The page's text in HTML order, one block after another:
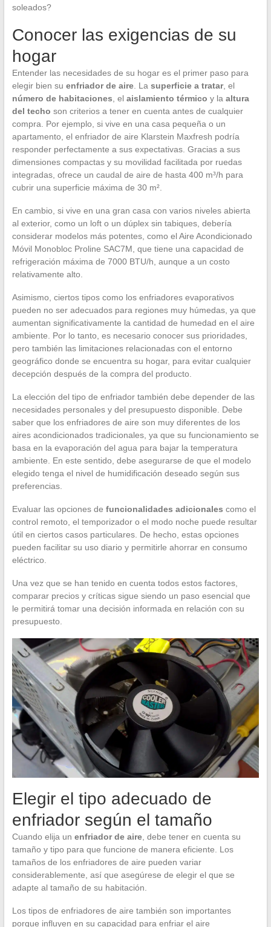
soleados?
Conocer las exigencias de su
hogar
Entender las necesidades de su hogar es el primer paso para
elegir bien su enfriador de aire. La superficie a tratar, el
número de habitaciones , el aislamiento térmico y la altura
del techo son criterios a tener en cuenta antes de cualquier
compra. Por ejemplo, si vive en una casa pequeña o un
apartamento, el enfriador de aire Klarstein Maxfresh podría
responder perfectamente a sus expectativas. Gracias a sus
dimensiones compactas y su movilidad facilitada por ruedas
integradas, ofrece un caudal de aire de hasta 400 m³/h para
cubrir una superficie máxima de 30 m².
En cambio, si vive en una gran casa con varios niveles abierta
al exterior, como un loft o un dúplex sin tabiques, debería
considerar modelos más potentes, como el Aire Acondicionado
Móvil Monobloc Proline SAC7M, que tiene una capacidad de
refrigeración máxima de 7000 BTU/h, aunque a un costo
relativamente alto.
Asimismo, ciertos tipos como los enfriadores evaporativos
pueden no ser adecuados para regiones muy húmedas, ya que
aumentan significativamente la cantidad de humedad en el aire
ambiente. Por lo tanto, es necesario conocer sus prioridades,
pero también las limitaciones relacionadas con el entorno
geográfico donde se encuentra su hogar, para evitar cualquier
decepción después de la compra del producto.
La elección del tipo de enfriador también debe depender de las
necesidades personales y del presupuesto disponible. Debe
saber que los enfriadores de aire son muy diferentes de los
aires acondicionados tradicionales, ya que su funcionamiento se
basa en la evaporación del agua para bajar la temperatura
ambiente. En este sentido, debe asegurarse de que el modelo
elegido tenga el nivel de humidificación deseado según sus
preferencias.
Evaluar las opciones de funcionalidades adicionales como el
control remoto, el temporizador o el modo noche puede resultar
útil en ciertos casos particulares. De hecho, estas opciones
pueden facilitar su uso diario y permitirle ahorrar en consumo
eléctrico.
Una vez que se han tenido en cuenta todos estos factores,
comparar precios y críticas sigue siendo un paso esencial que
le permitirá tomar una decisión informada en relación con su
presupuesto.
Elegir el tipo adecuado de
enfriador según el tamaño
Cuando elija un enfriador de aire, debe tener en cuenta su
tamaño y tipo para que funcione de manera eficiente. Los
tamaños de los enfriadores de aire pueden variar
considerablemente, así que asegúrese de elegir el que se
adapte al tamaño de su habitación.
Los tipos de enfriadores de aire también son importantes
porque influyen en su capacidad para enfriar el aire